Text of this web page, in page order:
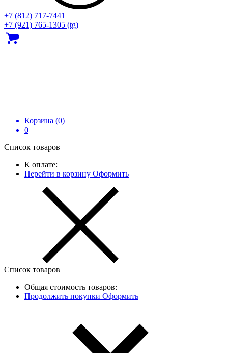
+7 (812) 717‑7441
+7 (921) 765-1305 (tg)
Корзина (0)
0
Список товаров
К оплате:
Перейти в корзину Оформить
Список товаров
Общая стоимость товаров:
Продолжить покупки Оформить